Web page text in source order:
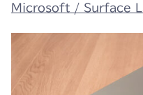
Microsoft / Surface